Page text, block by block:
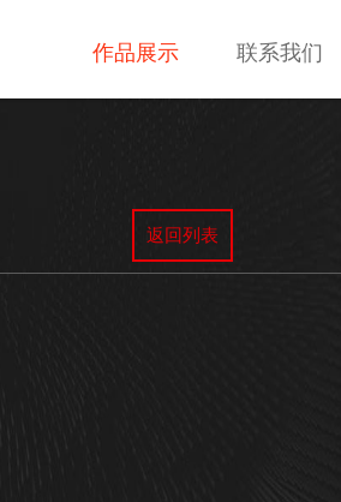
作品展示 联系我们
返回列表